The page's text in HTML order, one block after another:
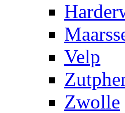
Velp
Zwolle